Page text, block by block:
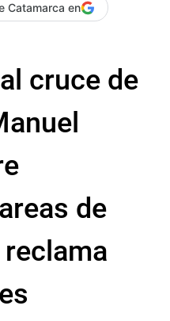
Catamarca en
cruce de
de